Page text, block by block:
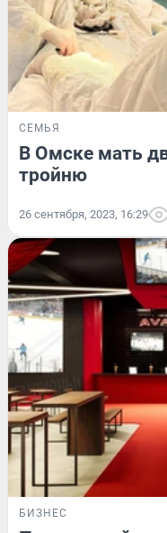
СЕМЬЯ
В Омске мать
тройню
26 сентября, 2023, 16:29
БИЗНЕС